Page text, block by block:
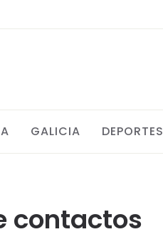
GALICIA DEPORTES
contactos